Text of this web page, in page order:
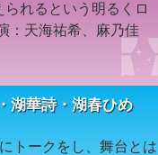
れるという明るくロ
：天海祐希、麻乃佳
湖華詩・湖春ひめ
トークをし、舞台とは